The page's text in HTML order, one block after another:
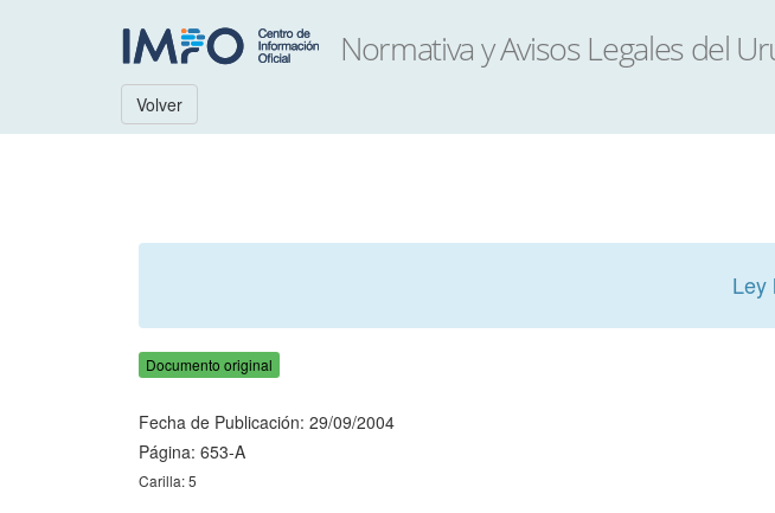
Volver
Ley
Documento original
Fecha de Publicación: 29/09/2004
Página: 653-A
Carilla: 5